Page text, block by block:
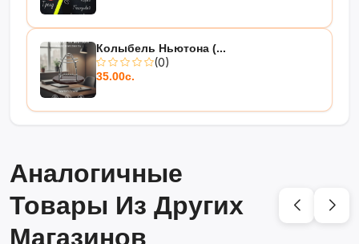
Колыбель Ньютона (...
(0)
35.00с.
Аналогичные
Товары Из Других
Магазинов